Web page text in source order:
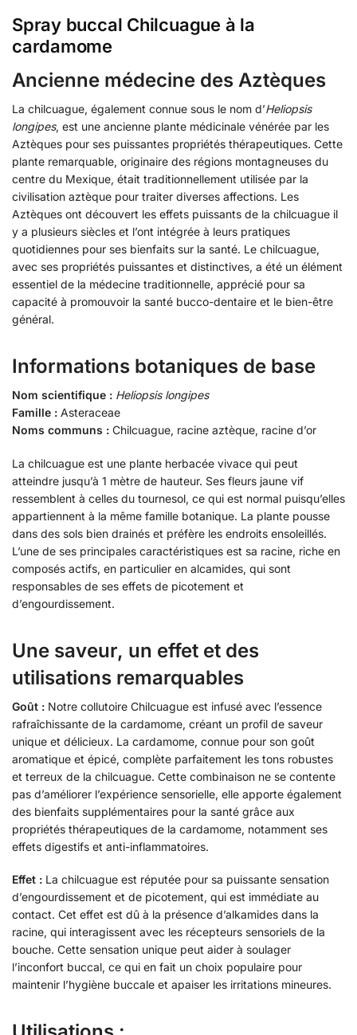
Spray buccal Chilcuague à la
cardamome
Ancienne médecine des Aztèques
La chilcuague, également connue sous le nom d’Heliopsis
longipes, est une ancienne plante médicinale vénérée par les
Aztèques pour ses puissantes propriétés thérapeutiques. Cette
plante remarquable, originaire des régions montagneuses du
centre du Mexique, était traditionnellement utilisée par la
civilisation aztèque pour traiter diverses affections. Les
Aztèques ont découvert les effets puissants de la chilcuague il
y a plusieurs siècles et l’ont intégrée à leurs pratiques
quotidiennes pour ses bienfaits sur la santé. Le chilcuague,
avec ses propriétés puissantes et distinctives, a été un élément
essentiel de la médecine traditionnelle, apprécié pour sa
capacité à promouvoir la santé bucco-dentaire et le bien-être
général.
Informations botaniques de base
Nom scientifique : Heliopsis longipes
Famille : Asteraceae
Noms communs : Chilcuague, racine aztèque, racine d’or
La chilcuague est une plante herbacée vivace qui peut
atteindre jusqu’à 1 mètre de hauteur. Ses fleurs jaune vif
ressemblent à celles du tournesol, ce qui est normal puisqu’elles
appartiennent à la même famille botanique. La plante pousse
dans des sols bien drainés et préfère les endroits ensoleillés.
L’une de ses principales caractéristiques est sa racine, riche en
composés actifs, en particulier en alcamides, qui sont
responsables de ses effets de picotement et
d’engourdissement.
Une saveur, un effet et des
utilisations remarquables
Goût : Notre collutoire Chilcuague est infusé avec l’essence
rafraîchissante de la cardamome, créant un profil de saveur
unique et délicieux. La cardamome, connue pour son goût
aromatique et épicé, complète parfaitement les tons robustes
et terreux de la chilcuague. Cette combinaison ne se contente
pas d’améliorer l’expérience sensorielle, elle apporte également
des bienfaits supplémentaires pour la santé grâce aux
propriétés thérapeutiques de la cardamome, notamment ses
effets digestifs et anti-inflammatoires.
Effet : La chilcuague est réputée pour sa puissante sensation
d’engourdissement et de picotement, qui est immédiate au
contact. Cet effet est dû à la présence d’alkamides dans la
racine, qui interagissent avec les récepteurs sensoriels de la
bouche. Cette sensation unique peut aider à soulager
l’inconfort buccal, ce qui en fait un choix populaire pour
maintenir l’hygiène buccale et apaiser les irritations mineures.